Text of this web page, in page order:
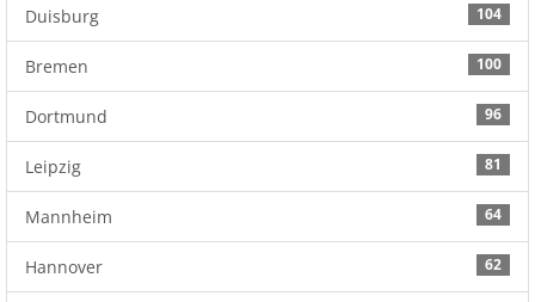
104
Duisburg
100
Bremen
96
Dortmund
81
Leipzig
64
Mannheim
62
Hannover